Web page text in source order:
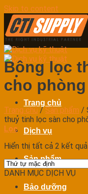
Skip to content
Trang chủ
Dịch vụ
Sản phẩm
Bảo dưỡng
Bông lọc
cho
Trang chủ / Sản phẩm /
thuỷ tinh lọc sàn cho
Lọc
Hiển thị tất cả 2 kết quả
DANH MỤC DỊCH VỤ